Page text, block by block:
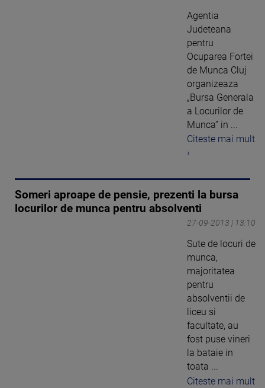
Agentia
Judeteana
pentru
Ocuparea Fortei
de Munca Cluj
organizeaza
„Bursa Generala
a Locurilor de
Munca” in ...
Citeste mai mult
›
Someri aproape de pensie, prezenti la bursa
locurilor de munca pentru absolventi
27-09-2013 | 13:10
Sute de locuri de
munca,
majoritatea
pentru
absolventii de
liceu si
facultate, au
fost puse vineri
la bataie in
toata ...
Citeste mai mult